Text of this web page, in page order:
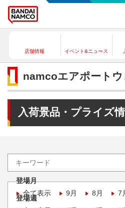
店舗情報 イベント&ニュース
namcoエアポートウ
入荷景品・プライズ
登場月
全て表示
9月 8月 7
登場週